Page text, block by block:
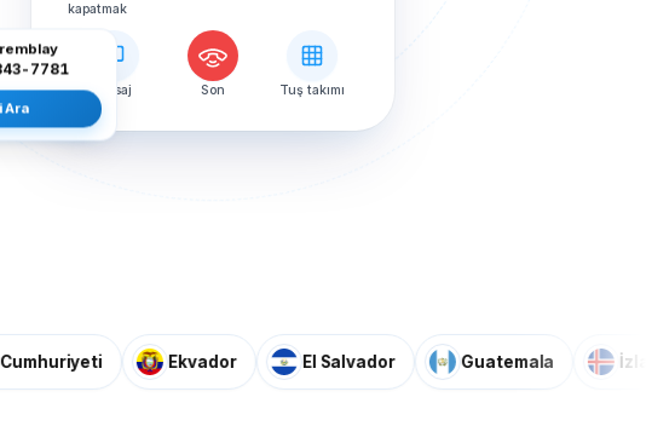
kapatmak
Mesaj Son Tuş takımı
7781
Ara
Ekvador El Salvador Guatemala İzlanda